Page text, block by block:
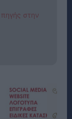
στην